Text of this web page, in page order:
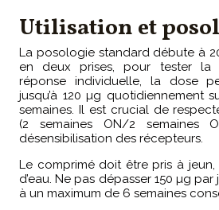
Utilisation et
La posologie standard débute à
en deux prises, pour tester la
réponse individuelle, la dose
jusqu’à 120 µg quotidiennement
semaines. Il est crucial de
(2 semaines ON/2 semaines
désensibilisation des récepteurs.
Le comprimé doit être pris à
d’eau. Ne pas dépasser 150 µg
à un maximum de 6 semaines